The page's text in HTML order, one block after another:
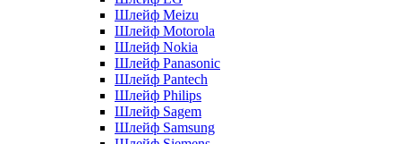
Шлейф Meizu
Шлейф Motorola
Шлейф Nokia
Шлейф Panasonic
Шлейф Pantech
Шлейф Philips
Шлейф Sagem
Шлейф Samsung